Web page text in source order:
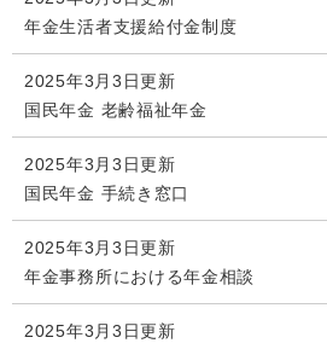
年金生活者支援給付金制度
2025年3月3日更新
国民年金 老齢福祉年金
2025年3月3日更新
国民年金 手続き窓口
2025年3月3日更新
年金事務所における年金相談
2025年3月3日更新